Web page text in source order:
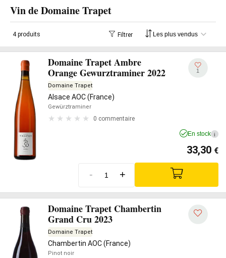
Vin de Domaine Trapet
4 produits Filtrer
Domaine Trapet Ambre
Orange Gewurztraminer 2022
Domaine Trapet
Alsace AOC (France)
Gewürztraminer
0 commentaire
1
En stock i
33,30 €
- +
Domaine Trapet Chambertin
Grand Cru 2023
Domaine Trapet
Chambertin AOC (France)
Pinot noir